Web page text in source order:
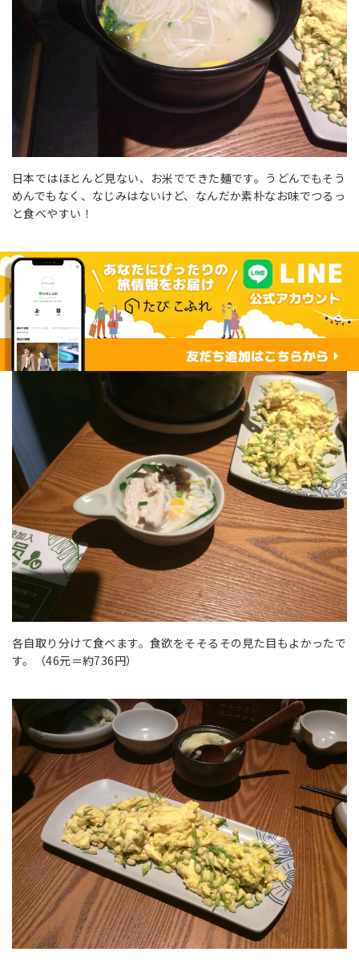
日本ではほとんど見ない、お米でできた麺です。うどんでもそう
めんでもなく、なじみはないけど、なんだか素朴なお味でつるっ
と食べやすい！
各自取り分けて食べます。食欲をそそるその見た目もよかったで
す。（46元＝約736円）